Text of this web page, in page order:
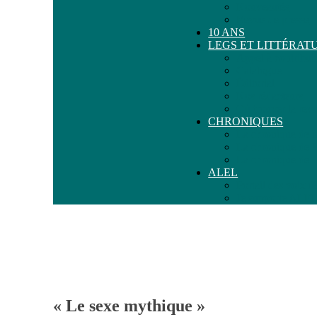
10 ANS
LEGS ET
CHRONIQUES
ALEL
« Le sexe mythique »